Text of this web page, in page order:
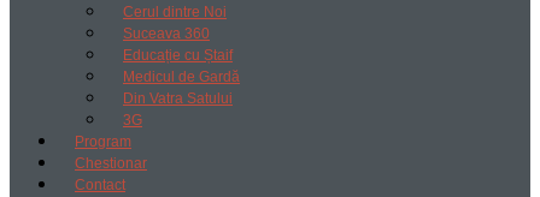
Cerul dintre Noi
Suceava 360
Educație cu Ștaif
Medicul de Gardă
Din Vatra Satului
3G
Program
Chestionar
Contact